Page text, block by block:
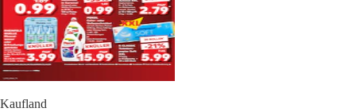
Kaufland